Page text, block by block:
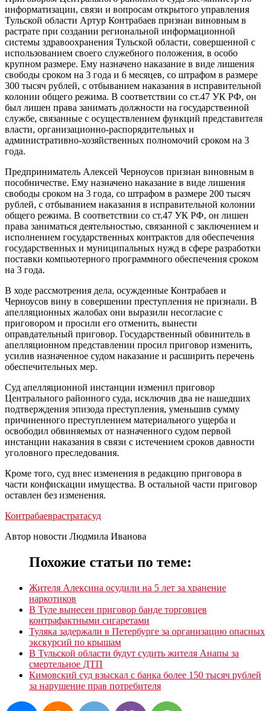
информатизации, связи и вопросам открытого управления
Тульской области Артур Контрабаев признан виновным в
растрате при создании региональной информационной
системы здравоохранения Тульской области, совершенной с
использованием своего служебного положения, в особо
крупном размере. Ему назначено наказание в виде лишения
свободы сроком на 3 года и 6 месяцев, со штрафом в размере
300 тысяч рублей, с отбыванием наказания в исправительной
колонии общего режима. В соответствии со ст.47 УК РФ, он
был лишен права занимать должности на государственной
службе, связанные с осуществлением функций представителя
власти, организационно-распорядительных и
административно-хозяйственных полномочий сроком на 3
года.
Предприниматель Алексей Черноусов признан виновным в
пособничестве. Ему назначено наказание в виде лишения
свободы сроком на 3 года, со штрафом в размере 200 тысяч
рублей, с отбыванием наказания в исправительной колонии
общего режима. В соответствии со ст.47 УК РФ, он лишен
права заниматься деятельностью, связанной с заключением и
исполнением государственных контрактов для обеспечения
государственных и муниципальных нужд в сфере разработки
поставки компьютерного программного обеспечения сроком
на 3 года.
В ходе рассмотрения дела, осужденные Контрабаев и
Черноусов вину в совершении преступления не признали. В
апелляционных жалобах они выразили несогласие с
приговором и просили его отменить, вынести
оправдательный приговор. Государственный обвинитель в
апелляционном представлении просил приговор изменить,
усилив назначенное судом наказание и расширить перечень
обеспечительных мер.
Суд апелляционной инстанции изменил приговор
Центрального районного суда, исключив два не нашедших
подтверждения эпизода преступления, уменьшив сумму
причиненного преступлением материального ущерба и
освободил обвиняемых от назначенного судом первой
инстанции наказания в связи с истечением сроков давности
уголовного преследования.
Кроме того, суд внес изменения в редакцию приговора в
части конфискации имущества. В остальной части приговор
оставлен без изменения.
Контрабаеврастратасуд
Автор новости Людмила Иванова
Похожие статьи по теме:
Жителя Алексина осудили на 5 лет за хранение
наркотиков
В Туле вынесен приговор банде торговцев
контрафактными сигаретами
Туляка задержали в Петербурге за организацию опасных
экскурсий по крышам
В Тульской области будут судить жителя Анапы за
смертельное ДТП
Кимовский суд взыскал с банка более 150 тысяч рублей
за нарушение прав потребителя